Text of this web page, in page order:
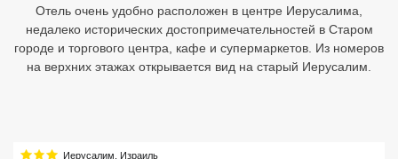
Отель очень удобно расположен в центре Иерусалима,
недалеко исторических достопримечательностей в Старом
городе и торгового центра, кафе и супермаркетов. Из номеров
на верхних этажах открывается вид на старый Иерусалим.
Иерусалим Израиль
Бали
Вьетнам